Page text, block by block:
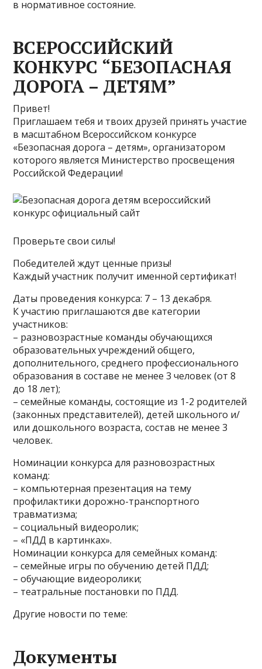
в нормативное состояние.
ВСЕРОССИЙСКИЙ
КОНКУРС “БЕЗОПАСНАЯ
ДОРОГА – ДЕТЯМ”
Привет!
Приглашаем тебя и твоих друзей принять участие
в масштабном Всероссийском конкурсе
«Безопасная дорога – детям», организатором
которого является Министерство просвещения
Российской Федерации!
Проверьте свои силы!
Победителей ждут ценные призы!
Каждый участник получит именной сертификат!
Даты проведения конкурса: 7 – 13 декабря.
К участию приглашаются две категории
участников:
– разновозрастные команды обучающихся
образовательных учреждений общего,
дополнительного, среднего профессионального
образования в составе не менее 3 человек (от 8
до 18 лет);
– семейные команды, состоящие из 1-2 родителей
(законных представителей), детей школьного и/
или дошкольного возраста, состав не менее 3
человек.
Номинации конкурса для разновозрастных
команд:
– компьютерная презентация на тему
профилактики дорожно-транспортного
травматизма;
– социальный видеоролик;
– «ПДД в картинках».
Номинации конкурса для семейных команд:
– семейные игры по обучению детей ПДД;
– обучающие видеоролики;
– театральные постановки по ПДД.
Другие новости по теме:
Документы